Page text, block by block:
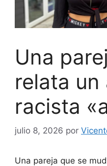
Una
relata un
racista
julio 8, 2026 por
Una pareja que se